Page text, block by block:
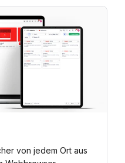
von jedem Ort aus